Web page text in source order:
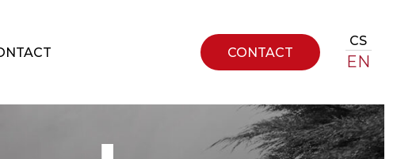
CONTACT
CS
EN